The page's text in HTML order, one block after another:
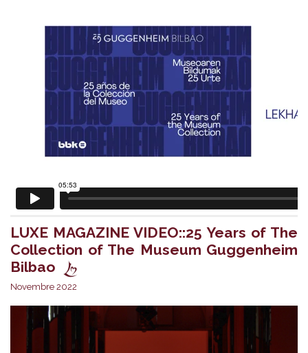
LUXE MAGAZINE VIDEO::25 Years of The
Collection of The Museum Guggenheim
Bilbao
Novembre 2022